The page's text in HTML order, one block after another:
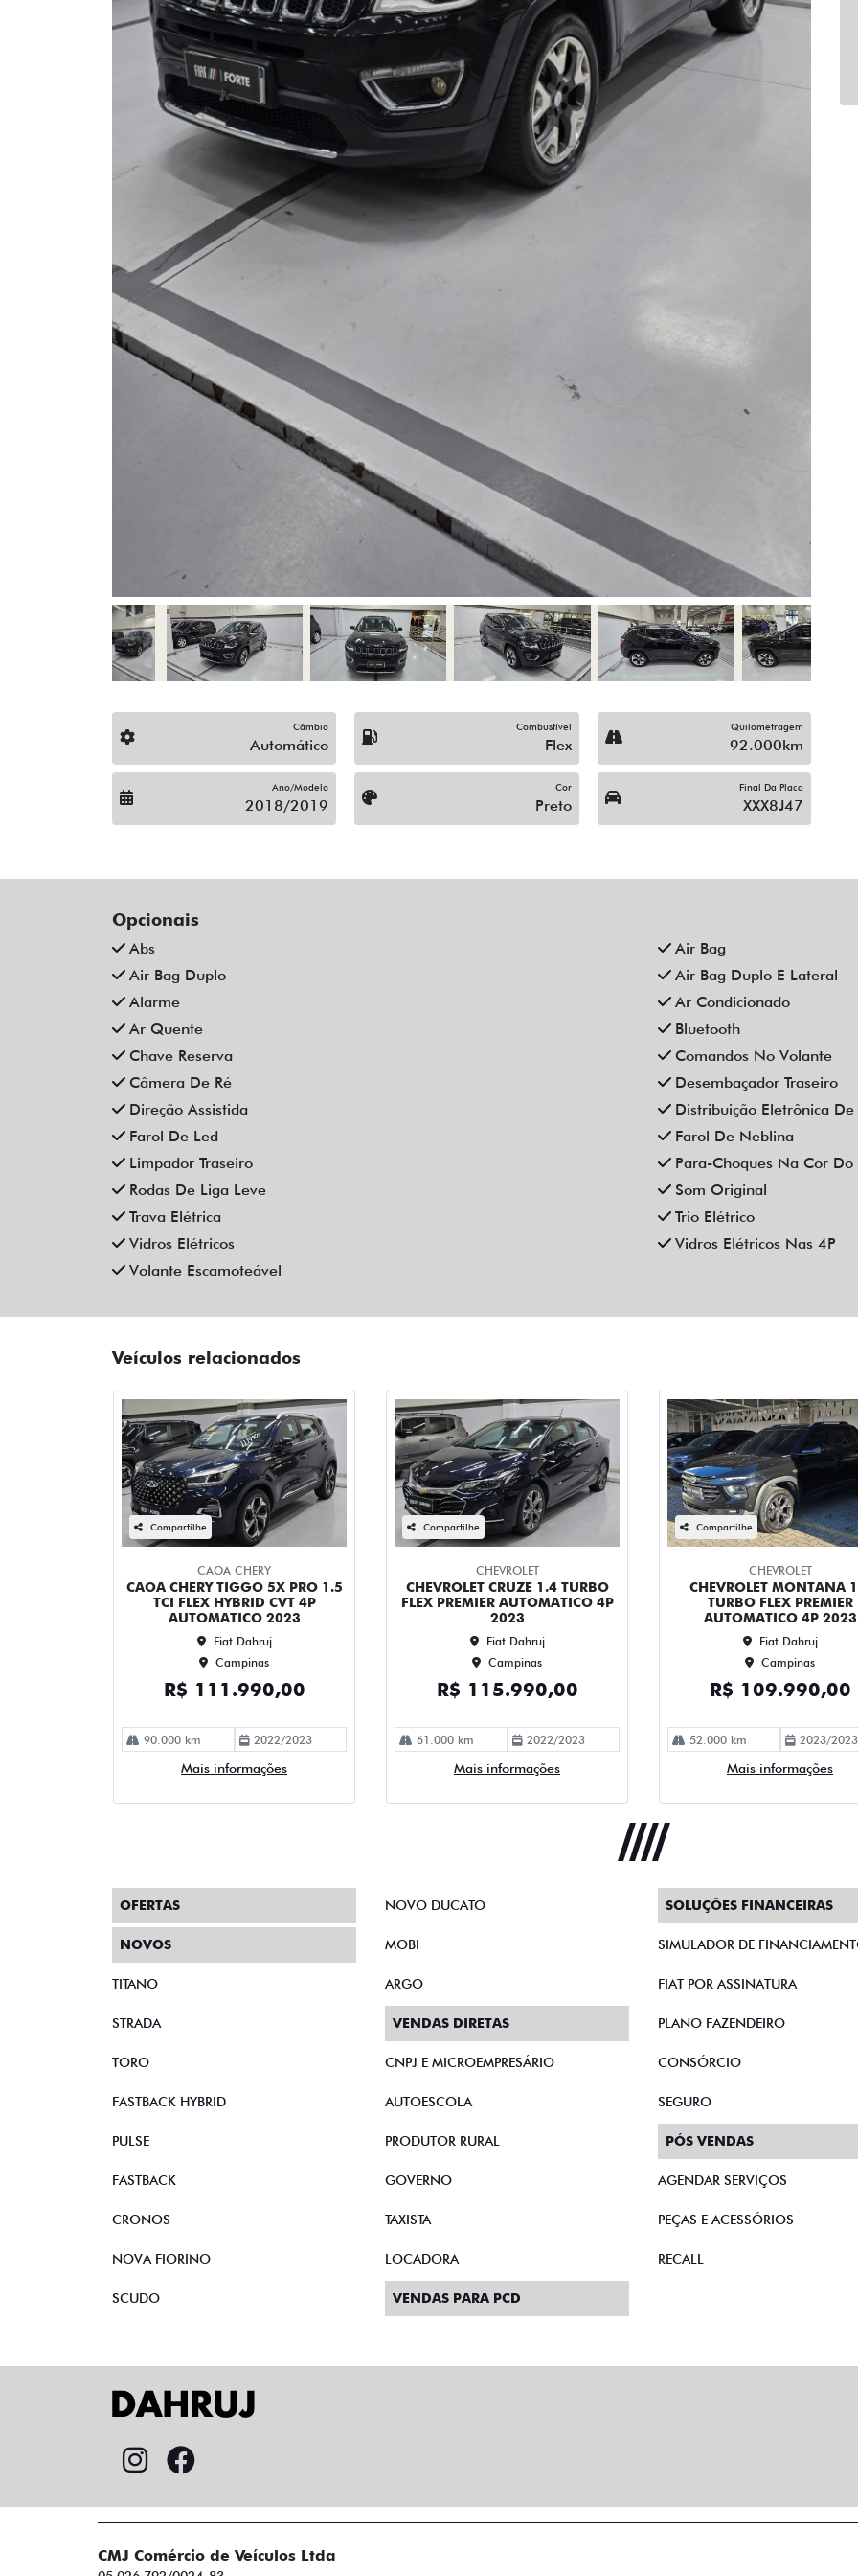
Câmbio
Automático
Combustível
Flex
Quilometragem
92.000km
Ano/Modelo
2018/2019
Cor
Preto
Final Da Placa
XXX8J47
Opcionais
Abs
Air Bag
Air Bag Duplo
Air Bag Duplo E Lateral
Alarme
Ar Condicionado
Ar Quente
Bluetooth
Chave Reserva
Comandos No Volante
Câmera De Ré
Desembaçador Traseiro
Direção Assistida
Distribuição Eletrônica De
Farol De Led
Farol De Neblina
Limpador Traseiro
Para-Choques Na Cor Do
Rodas De Liga Leve
Som Original
Trava Elétrica
Trio Elétrico
Vidros Elétricos
Vidros Elétricos Nas 4P
Volante Escamoteável
Veículos relacionados
Compartilhe
CAOA CHERY
CAOA CHERY TIGGO 5X PRO 1.5
TCI FLEX HYBRID CVT 4P
AUTOMATICO 2023
Fiat Dahruj
Campinas
R$ 111.990,00
90.000 km 2022/2023
Mais informações
Compartilhe
CHEVROLET
CHEVROLET CRUZE 1.4 TURBO
FLEX PREMIER AUTOMATICO 4P
2023
Fiat Dahruj
Campinas
R$ 115.990,00
61.000 km 2022/2023
Mais informações
Compartilhe
CHEVROLET
CHEVROLET MONTANA
TURBO FLEX PREMIER
AUTOMATICO 4P 2023
Fiat Dahruj
Campinas
R$ 109.990,00
52.000 km 2023/2023
Mais informações
OFERTAS
NOVOS
TITANO
STRADA
TORO
FASTBACK HYBRID
PULSE
FASTBACK
CRONOS
NOVA FIORINO
SCUDO
NOVO DUCATO
MOBI
ARGO
VENDAS DIRETAS
CNPJ E MICROEMPRESÁRIO
AUTOESCOLA
PRODUTOR RURAL
GOVERNO
TAXISTA
LOCADORA
VENDAS PARA PCD
SOLUÇÕES FINANCEIRAS
SIMULADOR DE
FIAT POR ASSINATURA
PLANO FAZENDEIRO
CONSÓRCIO
SEGURO
PÓS VENDAS
AGENDAR SERVIÇOS
PEÇAS E ACESSÓRIOS
RECALL
CMJ Comércio de Veículos Ltda